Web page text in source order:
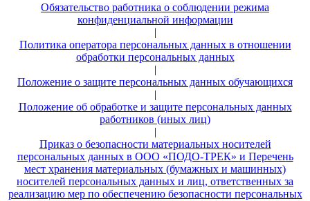
Обязательство работника о соблюдении режима
конфиденциальной информации
|
Политика оператора персональных данных в отношении
обработки персональных данных
|
Положение о защите персональных данных обучающихся
|
Положение об обработке и защите персональных данных
работников (иных лиц)
|
Приказ о безопасности материальных носителей
персональных данных в ООО «ПОДО-ТРЕК» и Перечень
мест хранения материальных (бумажных и машинных)
носителей персональных данных и лиц, ответственных за
реализацию мер по обеспечению безопасности персональных